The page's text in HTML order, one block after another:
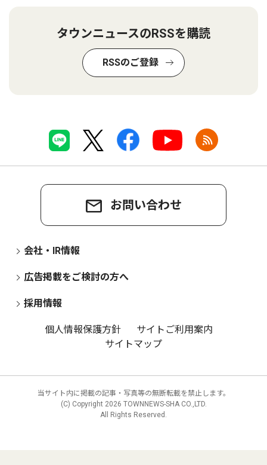
タウンニュースのRSSを購読
RSSのご登録
お問い合わせ
会社・IR情報
広告掲載をご検討の方へ
採用情報
個人情報保護方針
サイトご利用案内
サイトマップ
当サイト内に掲載の記事・写真等の無断転載を禁止します。
(C) Copyright 2026 TOWNNEWS-SHA CO.,LTD.
All Rights Reserved.